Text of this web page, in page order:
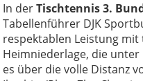
In derTischtennis 3.
Tabellenführer DJK
respektablen Leistung mit
Heimniederlage, die
es über die volle Distanz